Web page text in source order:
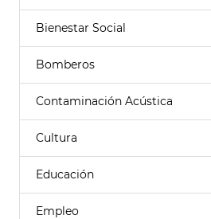
Bienestar Social
Bomberos
Contaminación Acústica
Cultura
Educación
Empleo